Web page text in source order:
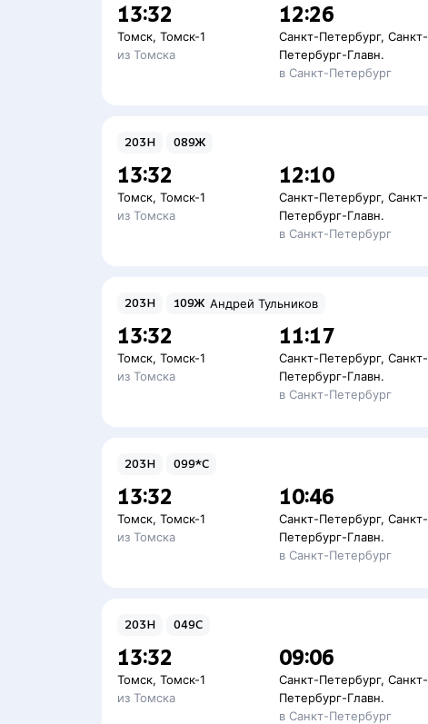
13:32
Томск, Томск-1
из Томска
12:26
Санкт-Петербург,Санкт-
Петербург-Главн.
в Санкт-Петербург
203Н 089Ж
13:32
Томск, Томск-1
из Томска
12:10
Санкт-Петербург,Санкт-
Петербург-Главн.
в Санкт-Петербург
203Н 109Ж Андрей Тульников
13:32
Томск, Томск-1
из Томска
11:17
Санкт-Петербург,Санкт-
Петербург-Главн.
в Санкт-Петербург
203Н 099*С
13:32
Томск, Томск-1
из Томска
10:46
Санкт-Петербург,Санкт-
Петербург-Главн.
в Санкт-Петербург
203Н 049С
13:32
Томск, Томск-1
из Томска
09:06
Санкт-Петербург,Санкт-
Петербург-Главн.
в Санкт-Петербург